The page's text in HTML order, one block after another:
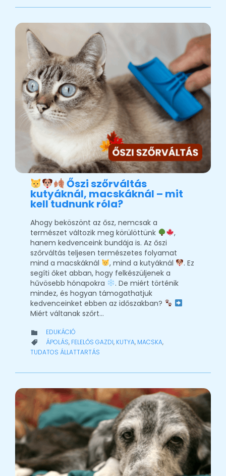
Őszi szőrváltás
kutyáknál, macskáknál – mit
kell tudnunk róla?
Ahogy beköszönt az ősz, nemcsak a
természet változik meg körülöttünk
,
hanem kedvenceink bundája is. Az őszi
szőrváltás teljesen természetes folyamat
mind a macskáknál
, mind a kutyáknál
. Ez
segíti őket abban, hogy felkészüljenek a
hűvösebb hónapokra
. De miért történik
mindez, és hogyan támogathatjuk
kedvenceinket ebben az időszakban?
Miért váltanak szőrt…
 CATEGORY
EDUKÁCIÓ
 CATEGORY
ÁPOLÁS, FELELŐS GAZDI, KUTYA, MACSKA,
TUDATOS ÁLLATTARTÁS